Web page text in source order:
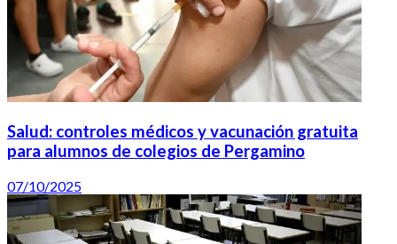
Salud: controles médicos y vacunación gratuita
para alumnos de colegios de Pergamino
07/10/2025